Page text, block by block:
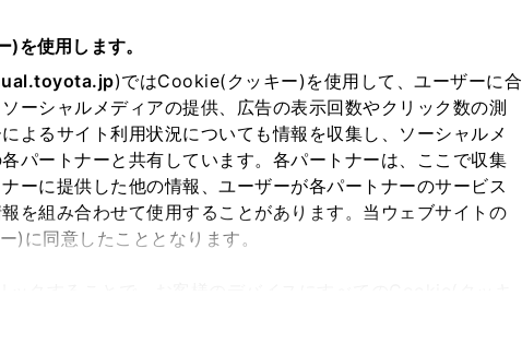
を使用します。
)ではCookie(クッキー)を使用して、ユーザーに合
ーシャルメディアの提供、広告の表示回数やクリック数の測
よるサイト利用状況についても情報を収集し、ソーシャルメ
パートナーと共有しています。各パートナーは、ここで収集
ーに提供した他の情報、ユーザーが各パートナーのサービス
を組み合わせて使用することがあります。当ウェブサイトの
に同意したこととなります。
購入お気に入り 保存した見積り